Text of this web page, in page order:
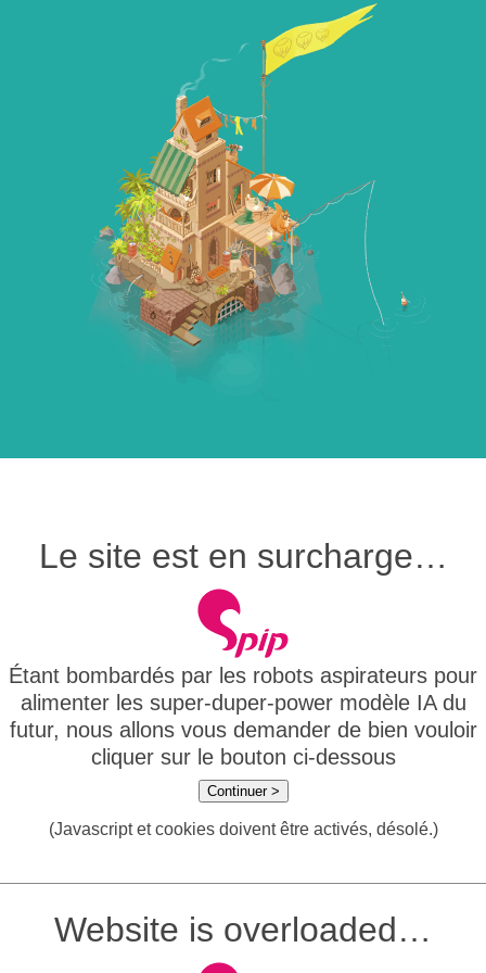
Le site est en surcharge…
Étant bombardés par les robots aspirateurs pour
alimenter les super-duper-power modèle IA du
futur, nous allons vous demander de bien vouloir
cliquer sur le bouton ci-dessous
Continuer >
(Javascript et cookies doivent être activés, désolé.)
Website is overloaded…